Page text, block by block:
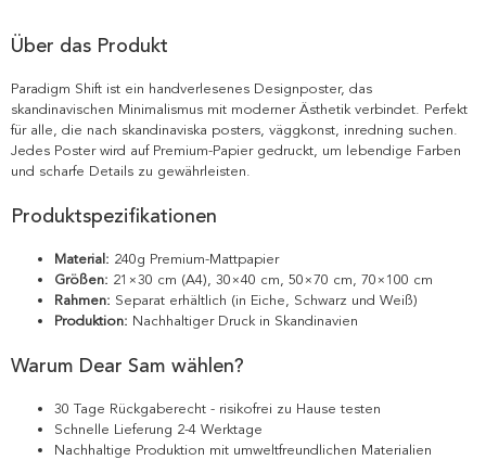
Über das Produkt
Paradigm Shift ist ein handverlesenes Designposter, das
skandinavischen Minimalismus mit moderner Ästhetik verbindet. Perfekt
für alle, die nach skandinaviska posters, väggkonst, inredning suchen.
Jedes Poster wird auf Premium-Papier gedruckt, um lebendige Farben
und scharfe Details zu gewährleisten.
Produktspezifikationen
Material: 240g Premium-Mattpapier
Größen: 21×30 cm (A4), 30×40 cm, 50×70 cm, 70×100 cm
Rahmen: Separat erhältlich (in Eiche, Schwarz und Weiß)
Produktion: Nachhaltiger Druck in Skandinavien
Warum Dear Sam wählen?
30 Tage Rückgaberecht - risikofrei zu Hause testen
Schnelle Lieferung 2-4 Werktage
Nachhaltige Produktion mit umweltfreundlichen Materialien